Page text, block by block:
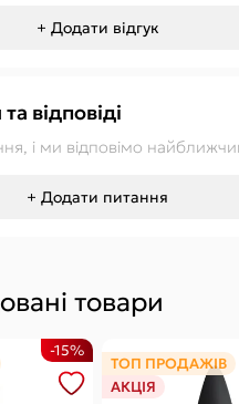
+ Додати відгук
відповіді
і ми відповімо
+ Додати питання
товари
-15%
ТОП ПРОДАЖІВ
АКЦІЯ